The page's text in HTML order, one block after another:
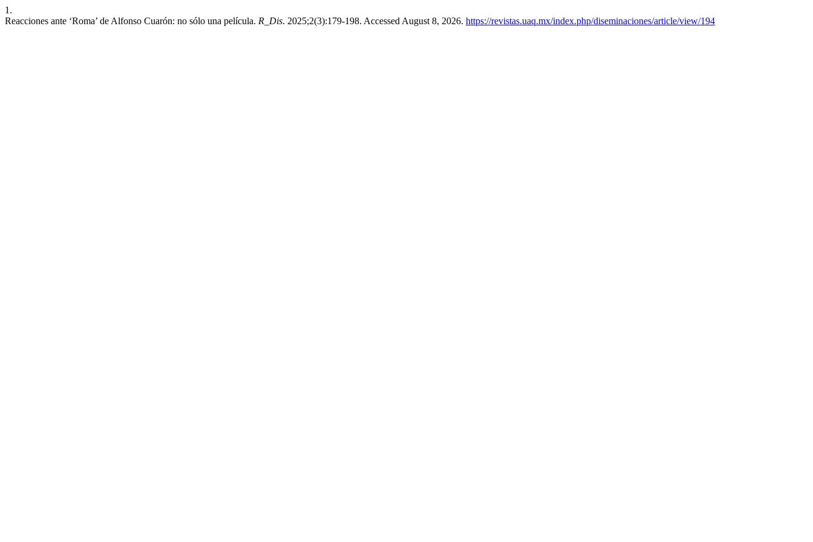
1.
Reacciones ante ‘Roma’ de Alfonso Cuarón: no sólo una película. R_Dis. 2025;2(3):179-198. Accessed August 8, 2026. https://revistas.uaq.mx/index.php/diseminaciones/article/view/194